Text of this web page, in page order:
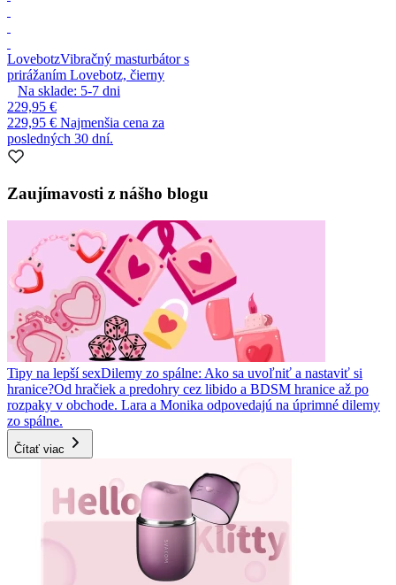
LovebotzVibračný masturbátor s
prirážaním Lovebotz, čierny
Na sklade: 5-7 dni
229,95 €
229,95 € Najmenšia cena za
posledných 30 dní.
Zaujímavosti z nášho blogu
Tipy na lepší sexDilemy zo spálne: Ako sa uvoľniť a nastaviť si
hranice?Od hračiek a predohry cez libido a BDSM hranice až po
rozpaky v obchode. Lara a Monika odpovedajú na úprimné dilemy
zo spálne.
Čítať viac